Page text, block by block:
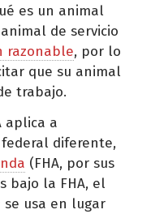
es un animal
de servicio
razonable, por lo
que su animal
trabajo.
aplica a
diferente,
(FHA, por sus
bajo la FHA, el
se usa en lugar